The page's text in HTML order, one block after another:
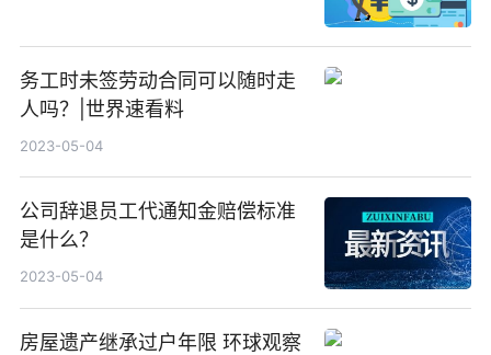
务工时未签劳动合同可以随时走
人吗？|世界速看料
2023-05-04
公司辞退员工代通知金赔偿标准
是什么？
2023-05-04
房屋遗产继承过户年限 环球观察